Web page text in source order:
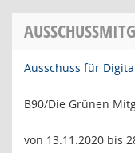
Ausschuss für
B90/Die Grünen
von 13.11.2020 bis